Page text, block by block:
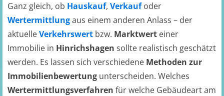
Ganz gleich, ob Hauskauf, Verkaufoder
Wertermittlungaus einem anderen Anlass – der
aktuelleVerkehrswert bzw. Marktwert einer
Immobilie in Hinrichshagen sollte realistisch geschätzt
werden. Es lassen sich verschiedene Methoden zur
Immobilienbewertung unterscheiden. Welches
Wertermittlungsverfahren für welche Gebäudeart am